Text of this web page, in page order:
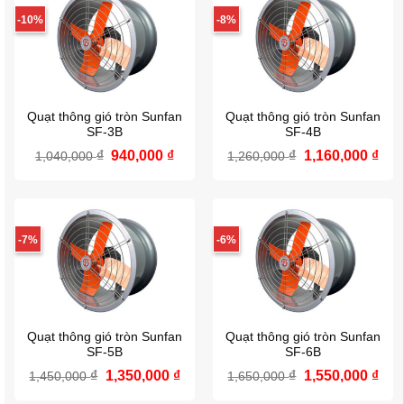
-10%
Quạt thông gió tròn Sunfan
SF-3B
1,040,000₫ Giá
940,000 ₫Giá
-8%
Quạt thông gió tròn Sunfan
SF-4B
1,260,000₫ Giá
1,160,000 ₫Giá
-7%
Quạt thông gió tròn Sunfan
SF-5B
1,450,000₫ Giá
1,350,000 ₫Giá
-6%
Quạt thông gió tròn Sunfan
SF-6B
1,650,000₫ Giá
1,550,000 ₫Giá